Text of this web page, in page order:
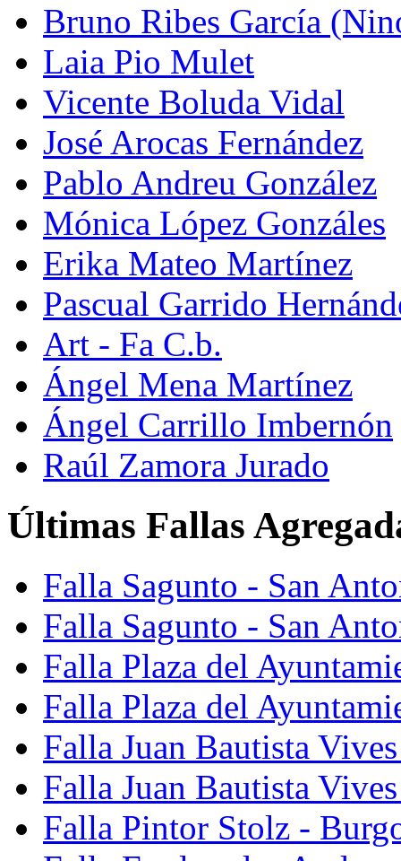
Bruno Ribes García
Laia Pio Mulet
Vicente Boluda Vidal
José Arocas Fernández
Pablo Andreu González
Mónica López Gonzáles
Erika Mateo Martínez
Pascual Garrido
Art - Fa C.b.
Ángel Mena Martínez
Ángel Carrillo Imbernón
Raúl Zamora Jurado
Últimas Fallas
Falla Sagunto - San
Falla Sagunto - San
Falla Plaza del
Falla Plaza del
Falla Juan Bautista
Falla Juan Bautista
Falla Pintor Stolz -